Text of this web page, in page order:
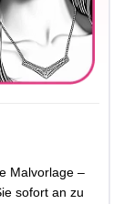
Malvorlage –
sofort an zu